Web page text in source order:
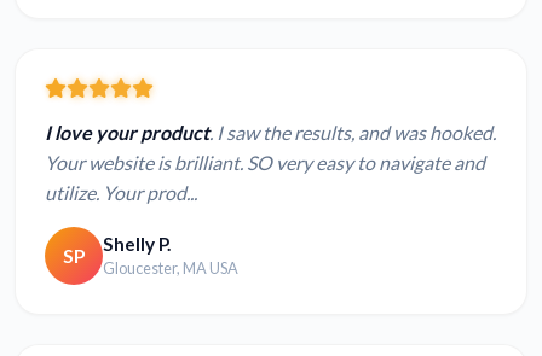
I love your product. I saw the results, and was hooked.
Your website is brilliant. SO very easy to navigate and
utilize. Your prod...
SP Shelly P.
Gloucester, MA USA